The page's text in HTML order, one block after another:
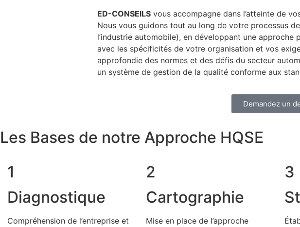
ED-CONSEILSvous accompagne dans l’atteinte de
Nous vous guidons tout au long de votre processus
l’industrie automobile), en développant une approche
avec les spécificités de votre organisation et vos
approfondie des normes et des défis du secteur
un système de gestion de la qualité conforme aux
Demandez un
Les Bases de notre Approche HQSE
1
Diagnostique
Compréhension de l’entreprise et
2
Cartographie
Mise en place de l’approche
3